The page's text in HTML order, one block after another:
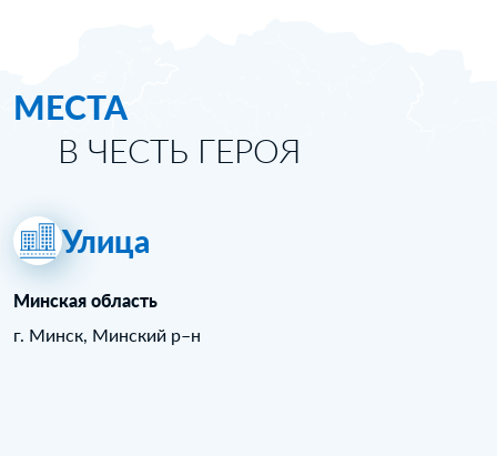
МЕСТА
В ЧЕСТЬ ГЕРОЯ
Улица
Минская область
г. Минск, Минский р–н